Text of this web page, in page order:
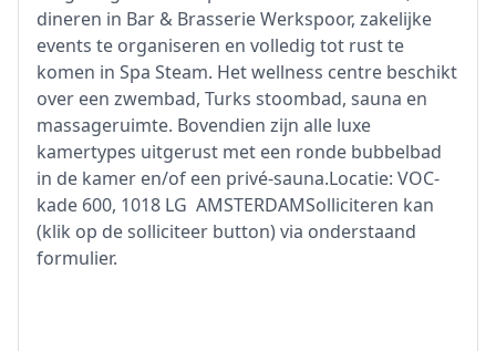
dineren in Bar & Brasserie Werkspoor, zakelijke
events te organiseren en volledig tot rust te
komen in Spa Steam. Het wellness centre beschikt
over een zwembad, Turks stoombad, sauna en
massageruimte. Bovendien zijn alle luxe
kamertypes uitgerust met een ronde bubbelbad
in de kamer en/of een privé-sauna.Locatie: VOC-
kade 600, 1018 LG AMSTERDAMSolliciteren kan
(klik op de solliciteer button) via onderstaand
formulier.